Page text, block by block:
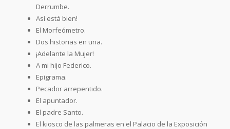
Derrumbe.
Así está bien!
El Morfeómetro.
Dos historias en una.
¡Adelante la Mujer!
A mi hijo Federico.
Epigrama.
Pecador arrepentido.
El apuntador.
El padre Santo.
El kiosco de las palmeras en el Palacio de la Exposición